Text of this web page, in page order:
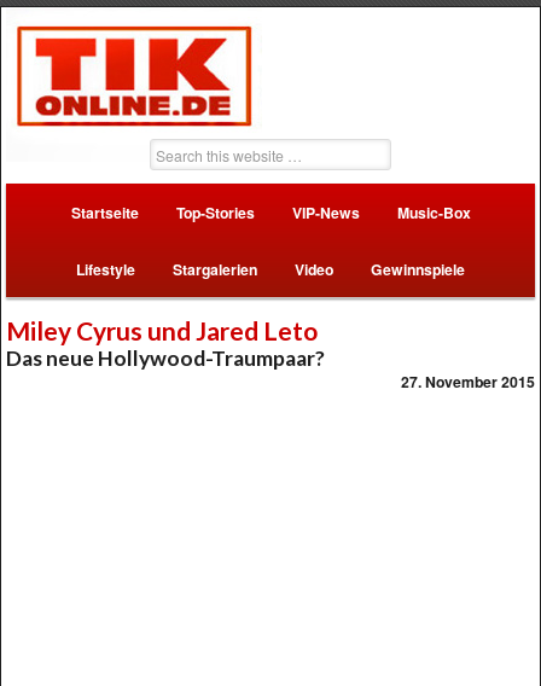
Startseite Top-Stories VIP-News Music-Box
Lifestyle Stargalerien Video Gewinnspiele
Miley Cyrus und Jared Leto
Das neue Hollywood-Traumpaar?
27. November 2015